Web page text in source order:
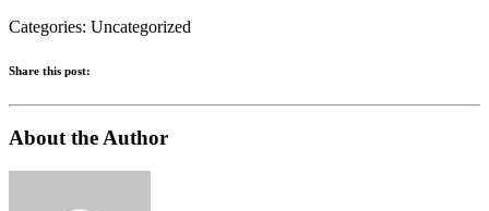
Categories: Uncategorized
Share this post:
About the Author